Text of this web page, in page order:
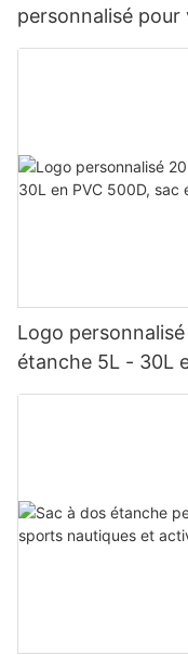
personnalisé
et plongée.
Logo
étanche 5L - 30L
pour transport